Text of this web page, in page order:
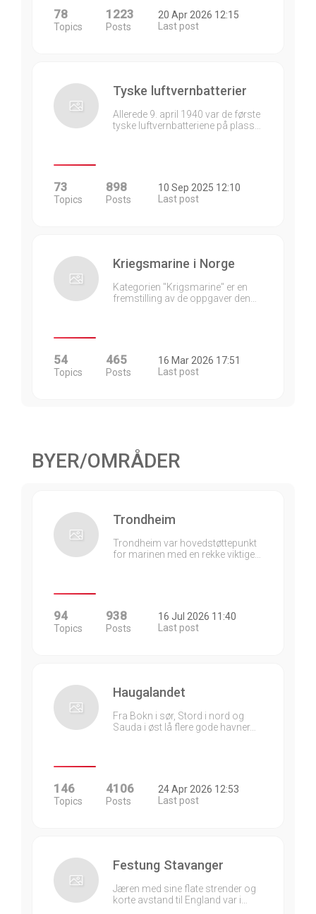
78
Topics
1223
Posts
20 Apr 2026 12:15
Last post
Tyske luftvernbatterier
Allerede 9. april 1940 var de første
tyske luftvernbatteriene på plass…
73
Topics
898
Posts
10 Sep 2025 12:10
Last post
Kriegsmarine i Norge
Kategorien "Krigsmarine" er en
fremstilling av de oppgaver den…
54
Topics
465
Posts
16 Mar 2026 17:51
Last post
BYER/OMRÅDER
Trondheim
Trondheim var hovedstøttepunkt
for marinen med en rekke viktige…
94
Topics
938
Posts
16 Jul 2026 11:40
Last post
Haugalandet
Fra Bokn i sør, Stord i nord og
Sauda i øst lå flere gode havner…
146
Topics
4106
Posts
24 Apr 2026 12:53
Last post
Festung Stavanger
Jæren med sine flate strender og
korte avstand til England var i…